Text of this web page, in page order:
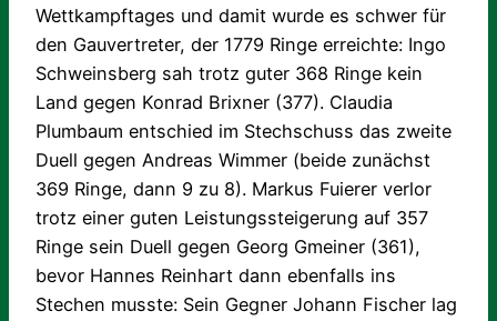
Wettkampftages und damit wurde es schwer für
den Gauvertreter, der 1779 Ringe erreichte: Ingo
Schweinsberg sah trotz guter 368 Ringe kein
Land gegen Konrad Brixner (377). Claudia
Plumbaum entschied im Stechschuss das zweite
Duell gegen Andreas Wimmer (beide zunächst
369 Ringe, dann 9 zu 8). Markus Fuierer verlor
trotz einer guten Leistungssteigerung auf 357
Ringe sein Duell gegen Georg Gmeiner (361),
bevor Hannes Reinhart dann ebenfalls ins
Stechen musste: Sein Gegner Johann Fischer lag